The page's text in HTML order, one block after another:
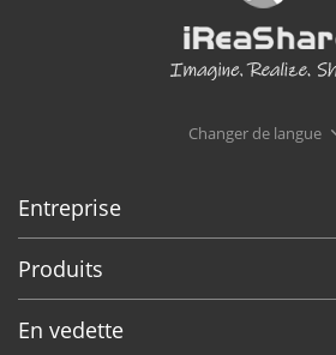
Changer de langue
Entreprise
Produits
En vedette